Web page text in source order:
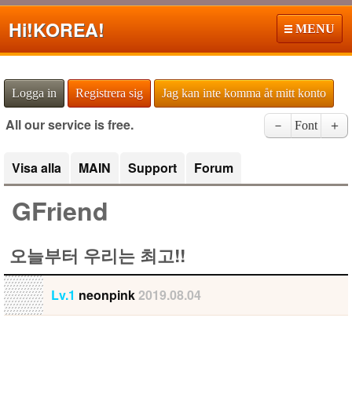
Hi!KOREA! MENU
Logga in Registrera sig Jag kan inte komma åt mitt konto
All our service is free. － Font ＋
Visa alla MAIN Support Forum
GFriend
오늘부터 우리는 최고!!
Lv.1 neonpink2019.08.04